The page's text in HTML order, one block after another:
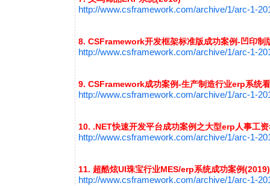
http://www.csframework.com/archive/1/arc-1-
8. CSFramework开发框架标准版成功案例-凹印制
http://www.csframework.com/archive/1/arc-1-
9. CSFramework成功案例-生产制造行业erp系统
http://www.csframework.com/archive/1/arc-1-
10. .NET快速开发平台成功案例之大型erp人事工
http://www.csframework.com/archive/1/arc-1-
11. 超酷炫UI珠宝行业MES/erp系统成功案例(2019)
http://www.csframework.com/archive/1/arc-1-